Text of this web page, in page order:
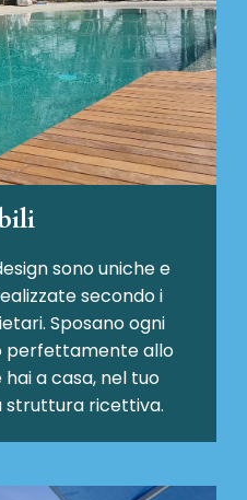
sono uniche e
secondo i
Sposano ogni
perfettamente allo
a casa, nel tuo
struttura ricettiva.